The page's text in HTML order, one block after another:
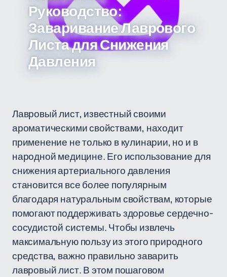
Руководство:
Заваривание Лаврового
Листа для Снижения
Давления
Лавровый лист, известный своими
ароматическими свойствами, находит
применение не только в кулинарии, но и в
народной медицине. Его использование для
снижения артериального давления
становится все более популярным
благодаря натуральным свойствам, которые
помогают поддерживать здоровье сердечно-
сосудистой системы. Чтобы извлечь
максимальную пользу из этого природного
средства, важно правильно заварить
лавровый лист. В этом пошаговом